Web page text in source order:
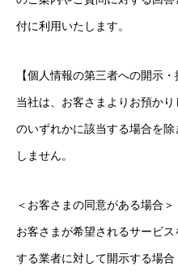
付に利用いたします。
【個人情報の第三者への開示・
当社は、お客さまよりお預か
のいずれかに該当する場合を
しません。
＜お客さまの同意がある場合＞
お客さまが希望されるサービ
する業者に対して開示する場合